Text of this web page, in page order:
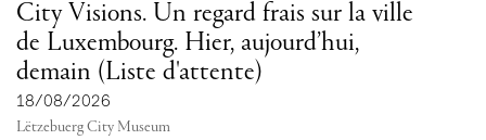
City Visions. Un regard frais sur la ville
de Luxembourg. Hier, aujourd’hui,
demain (Liste d'attente)
18/08/2026
Lëtzebuerg City Museum